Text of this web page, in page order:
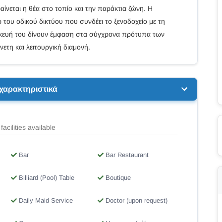
η θέα στο τοπίο και την παράκτια ζώνη. Η
οδικού δικτύου που συνδέει το ξενοδοχείο με τη
του δίνουν έμφαση στα σύγχρονα πρότυπα των
και λειτουργική διαμονή.
available
Bar Bar Restaurant
Billiard (Pool) Table Boutique
Daily Maid Service Doctor (upon request)